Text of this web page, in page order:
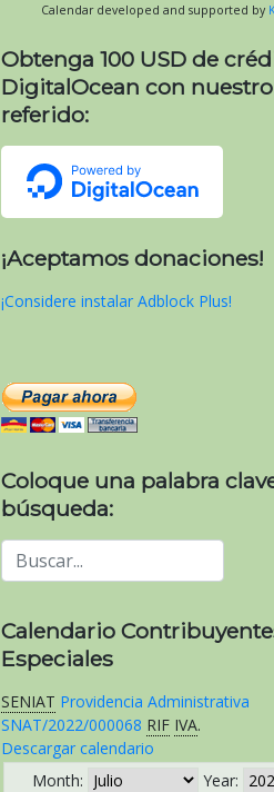
Calendar developed and supported by
Obtenga 100 USD de
DigitalOcean con
referido:
¡Aceptamos donaciones!
¡Considere instalar Adblock Plus!
Coloque una palabra
búsqueda:
Calendario
Especiales
SENIAT Providencia Administrativa
SNAT/2022/000068 RIF IVA.
Descargar calendario
Month:
Year: